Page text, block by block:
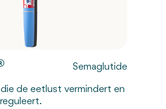
de eetlust vermindert en
Semaglutide